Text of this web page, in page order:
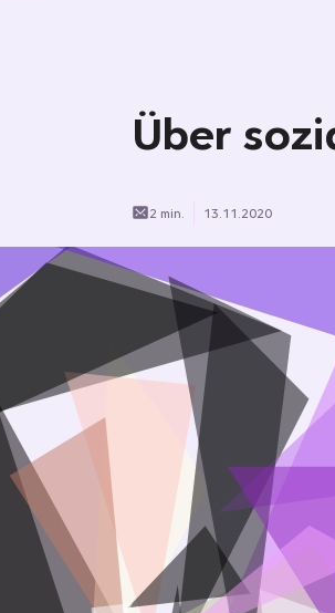
Über
2 min. 13.11.2020